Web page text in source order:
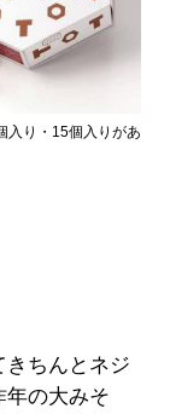
入り・15個入りがあ
ちんとネジ
年の大みそ